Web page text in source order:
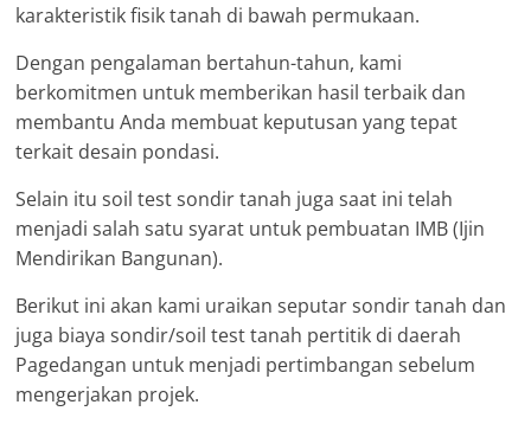
karakteristik fisik tanah di bawah permukaan.
Dengan pengalaman bertahun-tahun, kami
berkomitmen untuk memberikan hasil terbaik dan
membantu Anda membuat keputusan yang tepat
terkait desain pondasi.
Selain itu soil test sondir tanah juga saat ini telah
menjadi salah satu syarat untuk pembuatan IMB (Ijin
Mendirikan Bangunan).
Berikut ini akan kami uraikan seputar sondir tanah dan
juga biaya sondir/soil test tanah pertitik di daerah
Pagedangan untuk menjadi pertimbangan sebelum
mengerjakan projek.